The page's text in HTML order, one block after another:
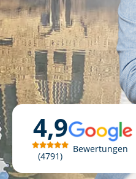
4,9
4791
Bewertungen